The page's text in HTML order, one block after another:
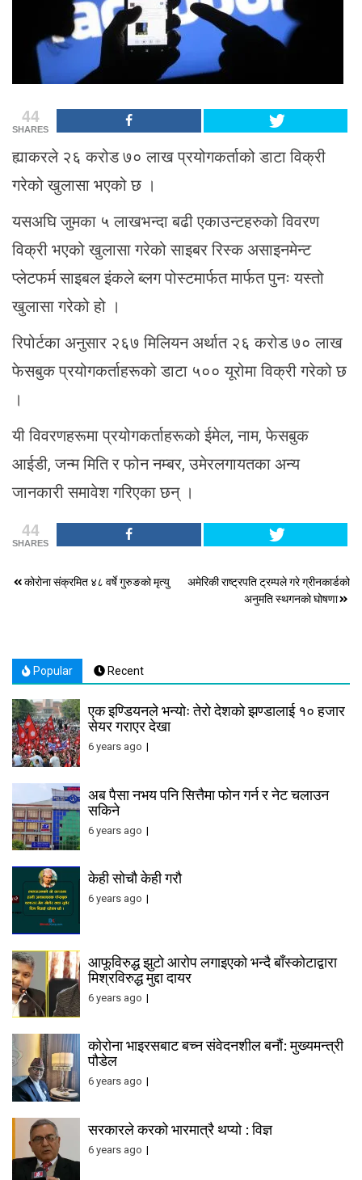
44
SHARES
ह्याकरले २६ करोड ७० लाख प्रयोगकर्ताको डाटा विक्री
गरेको खुलासा भएको छ ।
यसअघि जुमका ५ लाखभन्दा बढी एकाउन्टहरुको विवरण
विक्री भएको खुलासा गरेको साइबर रिस्क असाइनमेन्ट
प्लेटफर्म साइबल इंकले ब्लग पोस्टमार्फत मार्फत पुनः यस्तो
खुलासा गरेको हो ।
रिपोर्टका अनुसार २६७ मिलियन अर्थात २६ करोड ७० लाख
फेसबुक प्रयोगकर्ताहरूको डाटा ५०० यूरोमा विक्री गरेको छ
।
यी विवरणहरूमा प्रयोगकर्ताहरूको ईमेल, नाम, फेसबुक
आईडी, जन्म मिति र फोन नम्बर, उमेरलगायतका अन्य
जानकारी समावेश गरिएका छन् ।
44
SHARES
Post
कोरोना संक्रमित ४८ वर्षे गुरुङको मृत्यु
अमेरिकी राष्ट्रपति ट्रम्पले गरे ग्रीनकार्डको
अनुमति स्थगनको घोषणा
Popular Recent
एक इण्डियनले भन्योः तेरो देशको झण्डालाई १० हजार
सेयर गराएर देखा
6 years ago
अब पैसा नभय पनि सित्तैमा फोन गर्न र नेट चलाउन
सकिने
6 years ago
केही सोचौ केही गरौ
6 years ago
आफूविरुद्ध झुटो आरोप लगाइएको भन्दै बाँस्कोटाद्वारा
मिश्रविरुद्ध मुद्दा दायर
6 years ago
कोरोना भाइरसबाट बच्न संवेदनशील बनौं: मुख्यमन्त्री
पौडेल
6 years ago
सरकारले करको भारमात्रै थप्यो : विज्ञ
6 years ago